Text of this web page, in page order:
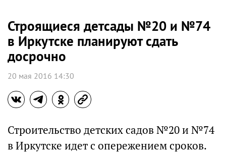
Строящиеся детсады №20 и №74
в Иркутске планируют сдать
досрочно
20 мая 2016 14:30
Строительство детских садов №20 и №74
в Иркутске идет с опережением сроков.